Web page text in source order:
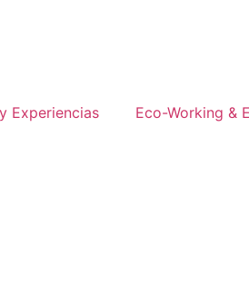
Experiencias Eco-Working &